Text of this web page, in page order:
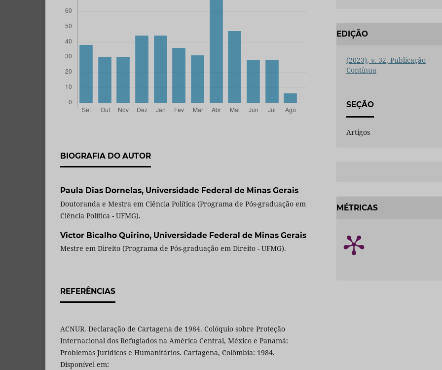
BIOGRAFIA DO AUTOR
Paula Dias Dornelas, Universidade Federal de Minas Gerais
Doutoranda e Mestra em Ciência Política (Programa de Pós-graduação em
Ciência Política - UFMG).
Victor Bicalho Quirino, Universidade Federal de Minas Gerais
Mestre em Direito (Programa de Pós-graduação em Direito - UFMG).
REFERÊNCIAS
ACNUR. Declaração de Cartagena de 1984. Colóquio sobre Proteção
Internacional dos Refugiados na América Central, México e Panamá:
Problemas Jurídicos e Humanitários. Cartagena, Colômbia: 1984.
Disponível em:
EDIÇÃO
(2023), v. 32, Publicação
Contínua
SEÇÃO
Artigos
MÉTRICAS